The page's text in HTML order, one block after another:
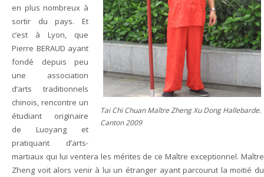
Tai Chi Chuan Maître Zheng Xu Dong Hallebarde.
Canton 2009
en plus nombreux à
sortir du pays. Et
c’est à Lyon, que
Pierre BERAUD ayant
fondé depuis peu
une association
d’arts traditionnels
chinois, rencontre un
étudiant originaire
de Luoyang et
pratiquant d’arts-
martiaux qui lui ventera les mérites de ce Maître exceptionnel. Maître
Zheng voit alors venir à lui un étranger ayant parcourut la moitié du